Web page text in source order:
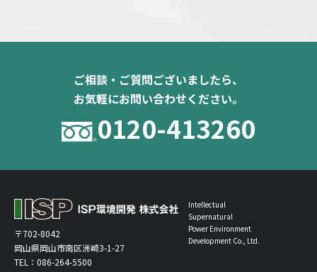
ご相談・ご質問ございましたら、
お気軽にお問い合わせください。
0120-413260
〒702-8042
岡山県岡山市南区洲崎3-1-27
TEL： 086-264-5500
Intellectual
Supernatural
Power Environment
Development Co., Ltd.